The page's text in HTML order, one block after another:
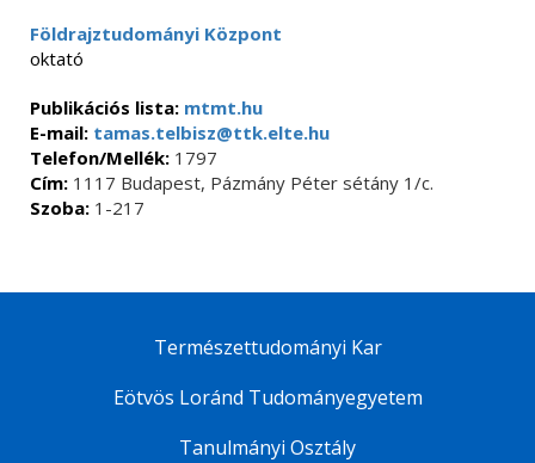
Földrajztudományi Központ
oktató
Publikációs lista: mtmt.hu
E-mail: tamas.telbisz@ttk.elte.hu
Telefon/Mellék: 1797
Cím: 1117 Budapest, Pázmány Péter sétány 1/c.
Szoba: 1-217
Természettudományi Kar
Eötvös Loránd Tudományegyetem
Tanulmányi Osztály